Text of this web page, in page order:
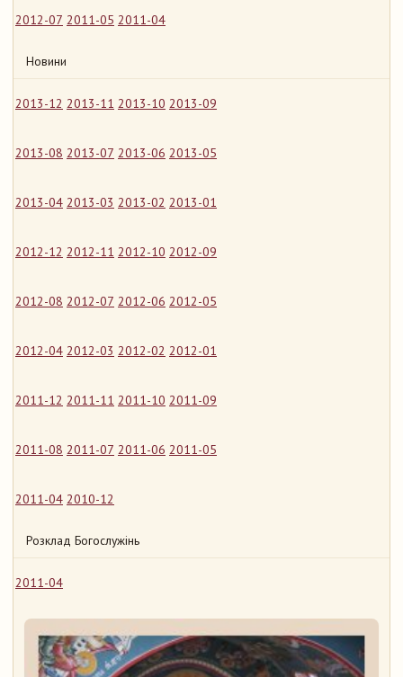
2012-07 2011-05 2011-04
Новини
2013-12 2013-11 2013-10 2013-09
2013-08 2013-07 2013-06 2013-05
2013-04 2013-03 2013-02 2013-01
2012-12 2012-11 2012-10 2012-09
2012-08 2012-07 2012-06 2012-05
2012-04 2012-03 2012-02 2012-01
2011-12 2011-11 2011-10 2011-09
2011-08 2011-07 2011-06 2011-05
2011-04 2010-12
Розклад Богослужінь
2011-04